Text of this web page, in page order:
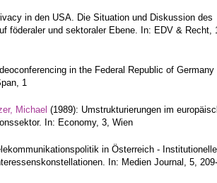
in den USA. Die Situation und Diskussion des
föderaler und sektoraler Ebene. In: EDV & Recht,
in the Federal Republic of Germany
1
Michael (1989): Umstrukturierungen im
In: Economy, 3, Wien
in Österreich - Institutionelle
In: Medien Journal, 5,